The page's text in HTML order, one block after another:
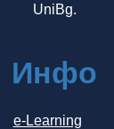
UniBg.
Инфо
e-Learning